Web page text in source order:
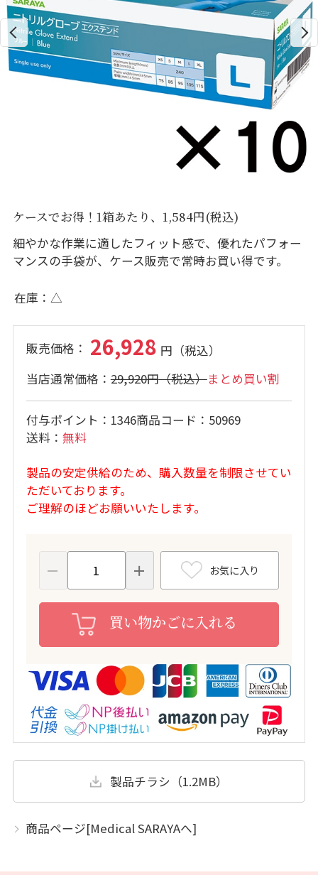
ケースでお得！1箱あたり、1,584円(税込)
細やかな作業に適したフィット感で、優れたパフォー
マンスの手袋が、ケース販売で常時お買い得です。
在庫 △
26,928
29,920円 まとめ買い割
付与ポイント 1346商品コード
50969
送料
無料
製品の安定供給のため、購入数量を制限させてい
ただいております。
ご理解のほどお願いいたします。
お気に入り
買い物かごに入れる
製品チラシ（1.2MB）
商品ページ[Medical SARAYAへ]